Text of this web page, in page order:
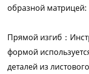
образной матрицей:
Прямой изгиб：
формой
деталей из